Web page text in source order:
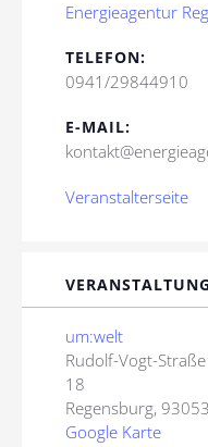
Energieagentur
TELEFON:
0941/29844910
E-MAIL:
Veranstalterseite
um:welt
Rudolf-Vogt-Straße
18
Regensburg, 93053
Google Karte